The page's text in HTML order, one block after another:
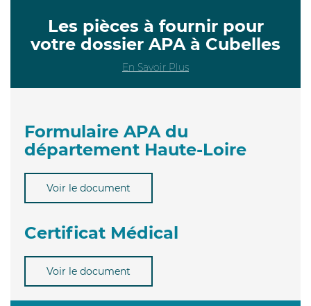
Les pièces à fournir pour
votre dossier APA à Cubelles
En Savoir Plus
Formulaire APA du
département Haute-Loire
Voir le document
Certificat Médical
Voir le document